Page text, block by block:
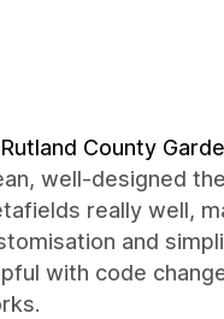
Rutland County
well-designed
really well,
and
with code